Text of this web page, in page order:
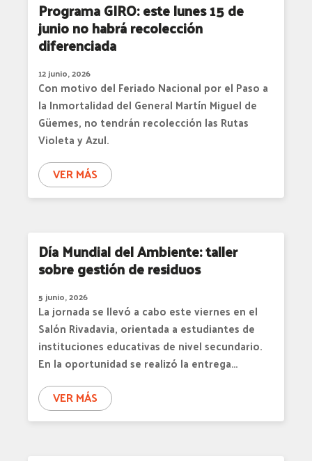
Programa GIRO: este lunes 15 de
junio no habrá recolección
diferenciada
12 junio, 2026
Con motivo del Feriado Nacional por el Paso a
la Inmortalidad del General Martín Miguel de
Güemes, no tendrán recolección las Rutas
Violeta y Azul.
VER MÁS
Día Mundial del Ambiente: taller
sobre gestión de residuos
5 junio, 2026
La jornada se llevó a cabo este viernes en el
Salón Rivadavia, orientada a estudiantes de
instituciones educativas de nivel secundario.
En la oportunidad se realizó la entrega…
VER MÁS